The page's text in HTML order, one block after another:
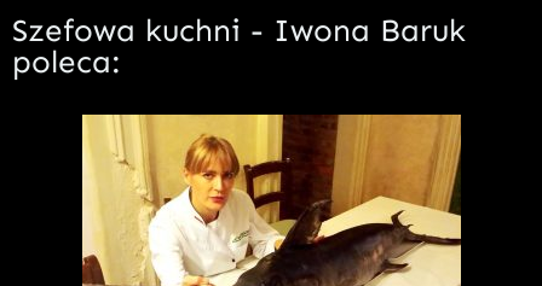
Szefowa kuchni - Iwona Baruk
poleca: